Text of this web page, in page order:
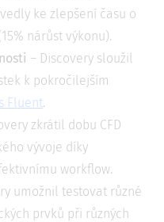
ke zlepšení času o
nárůst výkonu).
– Discovery sloužil
k pokročilejším
Fluent.
zkrátil dobu CFD
vývoje díky
workflow.
umožnil testovat různé
prvků při různých